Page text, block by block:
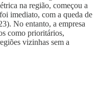
na região, começou a
imediato, com a queda de
No entanto, a empresa
como prioritários,
vizinhas sem a